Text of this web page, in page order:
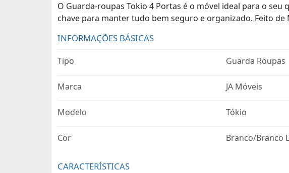
O Guarda-roupas Tokio 4 Portas é o móvel ideal para o
chave para manter tudo bem seguro e organizado. Feito de
INFORMAÇÕES BÁSICAS
Tipo Guarda Roupas
Marca JA Móveis
Modelo Tókio
Cor Branco/Branco
CARACTERÍSTICAS